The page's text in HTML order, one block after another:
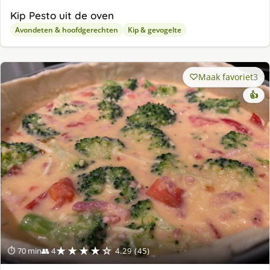
Kip Pesto uit de oven
Avondeten & hoofdgerechten Kip & gevogelte
⏱ 70 min👥 4★★★★☆ 4.29 (45)
Maak favoriet3
👍